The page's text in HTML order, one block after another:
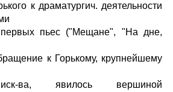
к драматургич. деятельности
первых пьес ("Мещане", "На дне,
к Горькому, крупнейшему
иск-ва, явилось вершиной